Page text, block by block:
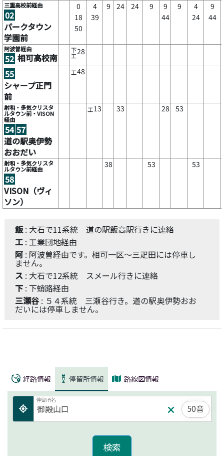
三重高校前経由
02
パークタウン
学園前
0
18
50
4
39
9 24 24 9
9
44
9
4
24
9
44
阿波曽経由
52 相可高校南
下
工28
55
シャープ正門
前
工48
射和・多気クリスタ
ルタウン前・VISON
経由
54 57
道の駅奥伊勢
おおだい
工13 33 28 53
射和・多気クリスタ
ルタウン前経由
58
VISON（ヴィ
ソン）
38 53 53
飯 : 大石で11系統 道の駅飯高駅行きに連絡
工 : 工業団地経由
阿 : 阿波曽経由です。相可一区～三疋田には停車し
ません。
ス : 大石で12系統 スメール行きに連絡
下 : 下蛸路経由
三瀬谷 : ５４系統 三瀬谷行き。道の駅奥伊勢おお
だいには停車しません。
経路情報 停留所情報 路線図情報
停留所名
50音